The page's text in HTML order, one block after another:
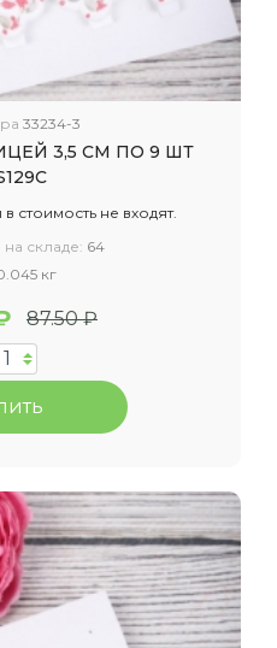
33234-3
3,5 СМ ПО 9 ШТ
стоимость не входят.
складе: 64
кг
87.50 ₽